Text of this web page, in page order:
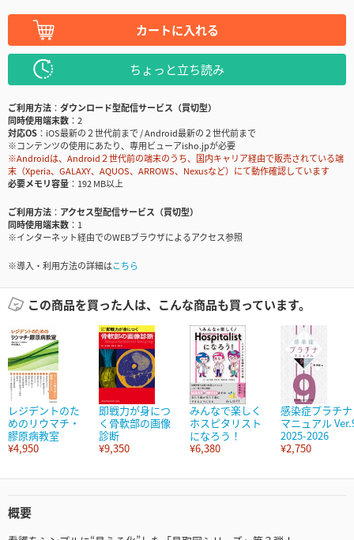
カートに入れる
ちょっと立ち読み
ご利用方法
ダウンロード型配信サービス（買切型）
同時使用端末数
2
対応OS
iOS最新の２世代前まで / Android最新の２世代前まで
※コンテンツの使用にあたり、専用ビューアisho.jpが必要
※Androidは、Android２世代前の端末のうち、国内キャリア経由で販売されている端
末（Xperia、GALAXY、AQUOS、ARROWS、Nexusなど）にて動作確認しています
必要メモリ容量
192 MB以上
ご利用方法
アクセス型配信サービス（買切型）
同時使用端末数
1
※インターネット経由でのWEBブラウザによるアクセス参照
※導入・利用方法の詳細はこちら
この商品を買った人は、こんな商品も買っています。
レジデントのた
めのリウマチ・
膠原病教室
¥4,950
即戦力が身につ
く骨軟部の画像
診断
¥9,350
みんなで楽しく
ホスピタリスト
になろう！
¥6,380
感染症プラチナ
マニュアル
2025-2026
¥2,750
概要